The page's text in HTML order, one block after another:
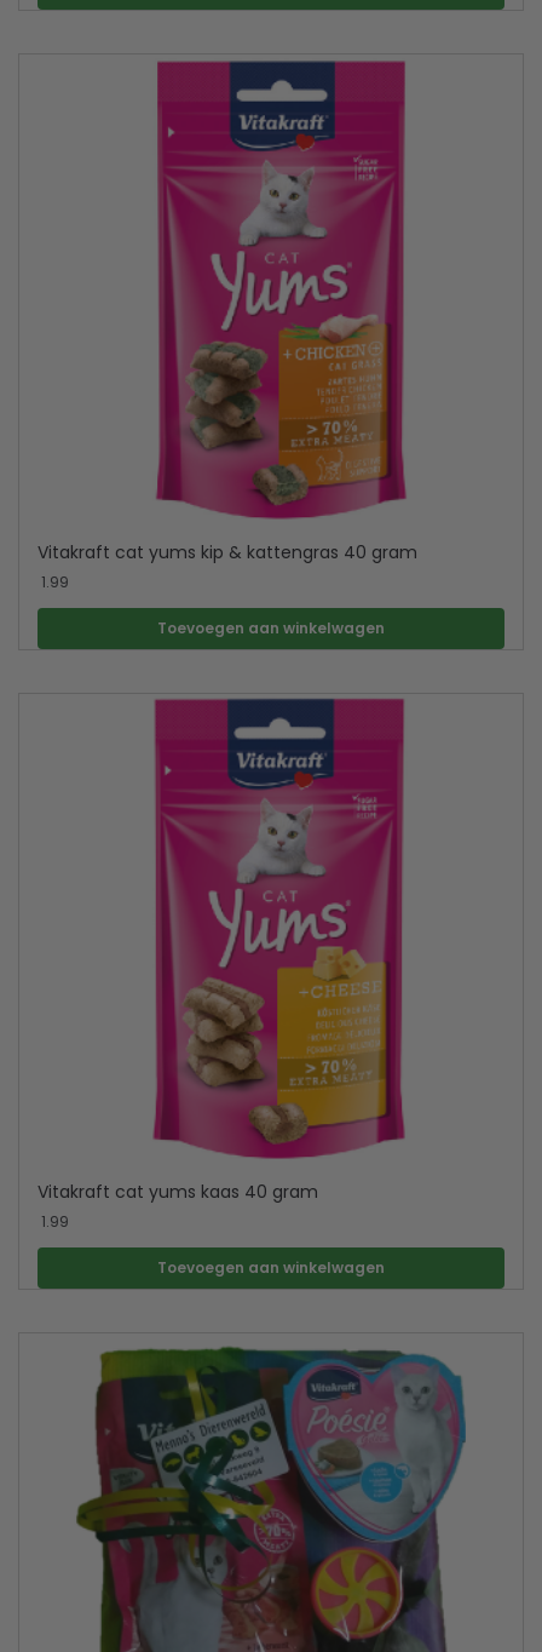
Vitakraft cat yums kip & kattengras 40 gram
1.99
Toevoegen aan winkelwagen
Vitakraft cat yums kaas 40 gram
1.99
Toevoegen aan winkelwagen